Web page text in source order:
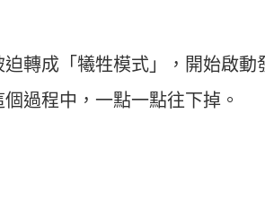
轉成「犧牲模式」，開始啟動
過程中，一點一點往下掉。